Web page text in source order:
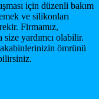
için düzenli bakım
ve silikonları
Firmamız,
yardımcı olabilir.
ömrünü